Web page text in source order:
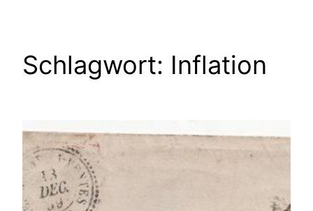
Schlagwort: Inflation